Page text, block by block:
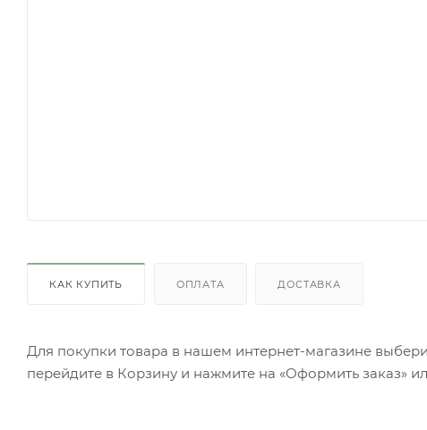
КАК КУПИТЬ ОПЛАТА ДОСТАВКА
Для покупки товара в нашем интернет-магазине
перейдите в Корзину и нажмите на «Оформить заказ»